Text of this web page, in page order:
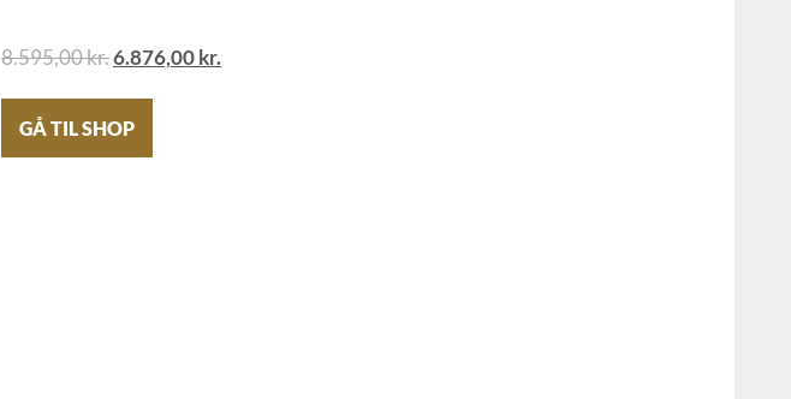
8.595,00kr.6.876,00kr.
GÅ TIL SHOP